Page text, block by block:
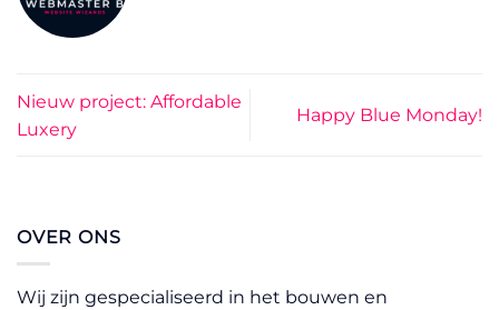
Nieuw project: Affordable
Luxery
Happy Blue Monday!
OVER ONS
Wij zijn gespecialiseerd in het bouwen en